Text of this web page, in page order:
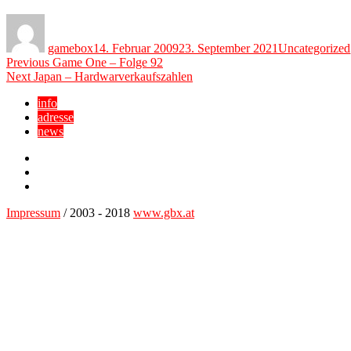
gamebox14. Februar 200923. September 2021Uncategorized
Beitragsnavigation
Previous Previous
post:
Game One – Folge 92
Next Next
Japan – Hardwarverkaufszahlen
info
adresse
news
Impressum / 2003 - 2018 www.gbx.at